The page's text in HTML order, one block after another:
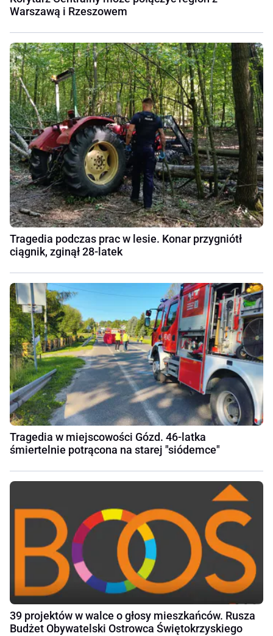
Warszawą i Rzeszowem
Tragedia podczas prac w lesie. Konar przygniótł
ciągnik, zginął 28-latek
Tragedia w miejscowości Gózd. 46-latka
śmiertelnie potrącona na starej "siódemce"
39 projektów w walce o głosy mieszkańców. Rusza
Budżet Obywatelski Ostrowca Świętokrzyskiego